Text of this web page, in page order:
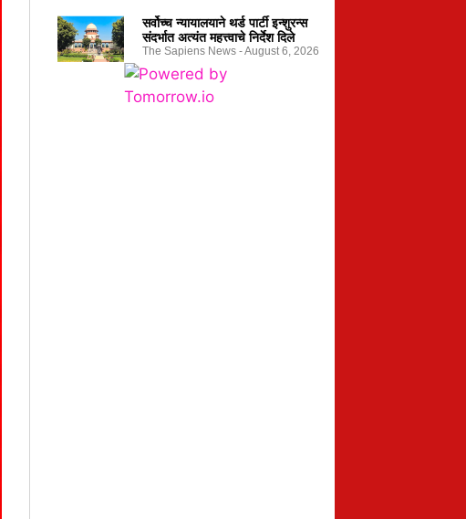
सर्वोच्च न्यायालयाने थर्ड पार्टी इन्शुरन्स
संदर्भात अत्यंत महत्त्वाचे निर्देश दिले
The Sapiens News August 6, 2026